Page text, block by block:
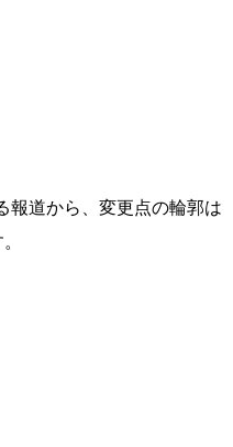
報道から、変更点の輪郭は